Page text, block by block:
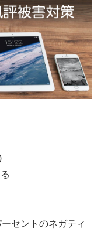
セントのネガティ